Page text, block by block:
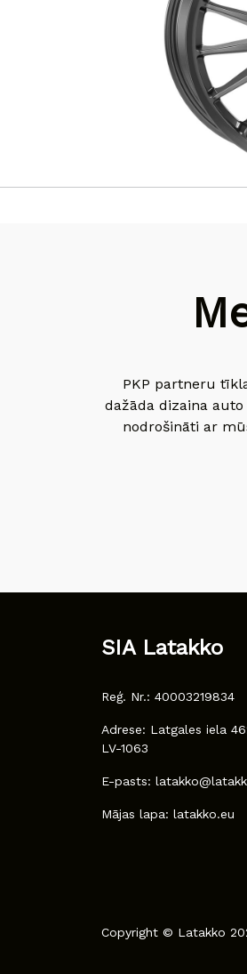
PKP partneru
dažāda dizaina
nodrošināti ar
SIA Latakko
Reģ. Nr.: 40003219834
Adrese: Latgales iela
LV-1063
E-pasts:
Mājas lapa: latakko.eu
Copyright © Latakko